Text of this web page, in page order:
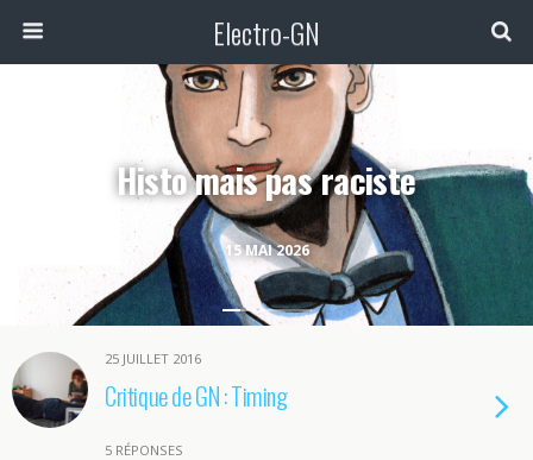
Electro-GN
15 MAI 2026
Histo mais pas raciste
25 JUILLET 2016
Critique de GN : Timing
5 RÉPONSES